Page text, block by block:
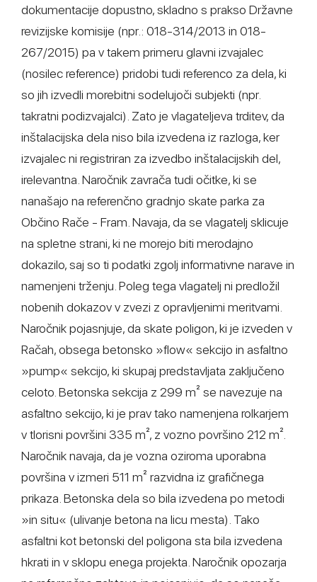
dokumentacije dopustno, skladno s prakso Državne
revizijske komisije (npr.: 018-314/2013 in 018-
267/2015) pa v takem primeru glavni izvajalec
(nosilec reference) pridobi tudi referenco za dela, ki
so jih izvedli morebitni sodelujoči subjekti (npr.
takratni podizvajalci). Zato je vlagateljeva trditev, da
inštalacijska dela niso bila izvedena iz razloga, ker
izvajalec ni registriran za izvedbo inštalacijskih del,
irelevantna. Naročnik zavrača tudi očitke, ki se
nanašajo na referenčno gradnjo skate parka za
Občino Rače - Fram. Navaja, da se vlagatelj sklicuje
na spletne strani, ki ne morejo biti merodajno
dokazilo, saj so ti podatki zgolj informativne narave in
namenjeni trženju. Poleg tega vlagatelj ni predložil
nobenih dokazov v zvezi z opravljenimi meritvami.
Naročnik pojasnjuje, da skate poligon, ki je izveden v
Račah, obsega betonsko »flow« sekcijo in asfaltno
»pump« sekcijo, ki skupaj predstavljata zaključeno
celoto. Betonska sekcija z 299 m² se navezuje na
asfaltno sekcijo, ki je prav tako namenjena rolkarjem
v tlorisni površini 335 m², z vozno površino 212 m².
Naročnik navaja, da je vozna oziroma uporabna
površina v izmeri 511 m² razvidna iz grafičnega
prikaza. Betonska dela so bila izvedena po metodi
»in situ« (ulivanje betona na licu mesta). Tako
asfaltni kot betonski del poligona sta bila izvedena
hkrati in v sklopu enega projekta. Naročnik opozarja